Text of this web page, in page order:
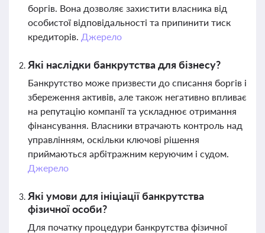
боргів. Вона дозволяє захистити власника від
особистої відповідальності та припинити тиск
кредиторів. Джерело
Які наслідки банкрутства для бізнесу?
Банкрутство може призвести до списання боргів і
збереження активів, але також негативно впливає
на репутацію компанії та ускладнює отримання
фінансування. Власники втрачають контроль над
управлінням, оскільки ключові рішення
приймаються арбітражним керуючим і судом.
Джерело
Які умови для ініціації банкрутства
фізичної особи?
Для початку процедури банкрутства фізичної